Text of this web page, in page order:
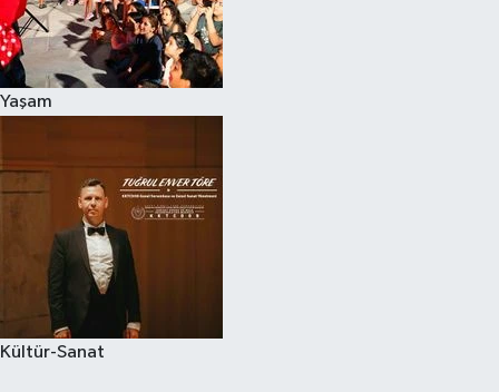
Yaşam
Kültür-Sanat